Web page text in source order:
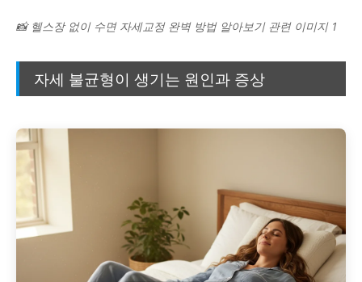
📸 헬스장 없이 수면 자세교정 완벽 방법 알아보기 관련 이미지 1
자세 불균형이 생기는 원인과 증상